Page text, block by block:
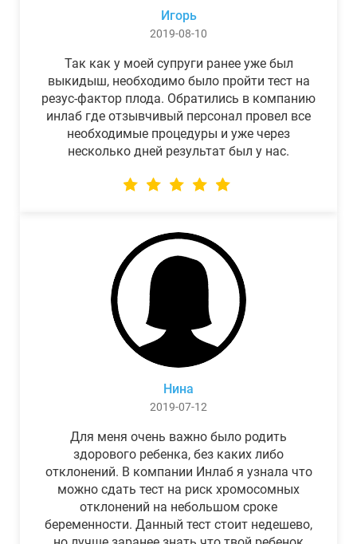
Игорь
2019-08-10
Так как у моей супруги ранее уже был
выкидыш, необходимо было пройти тест на
резус-фактор плода. Обратились в компанию
инлаб где отзывчивый персонал провел все
необходимые процедуры и уже через
несколько дней результат был у нас.
Нина
2019-07-12
Для меня очень важно было родить
здорового ребенка, без каких либо
отклонений. В компании Инлаб я узнала что
можно сдать тест на риск хромосомных
отклонений на небольшом сроке
беременности. Данный тест стоит недешево,